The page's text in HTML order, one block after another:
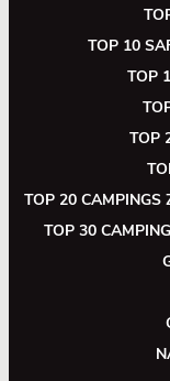
TOP 10
TOP
TOP
TOP 20 CAMPINGS
TOP 30